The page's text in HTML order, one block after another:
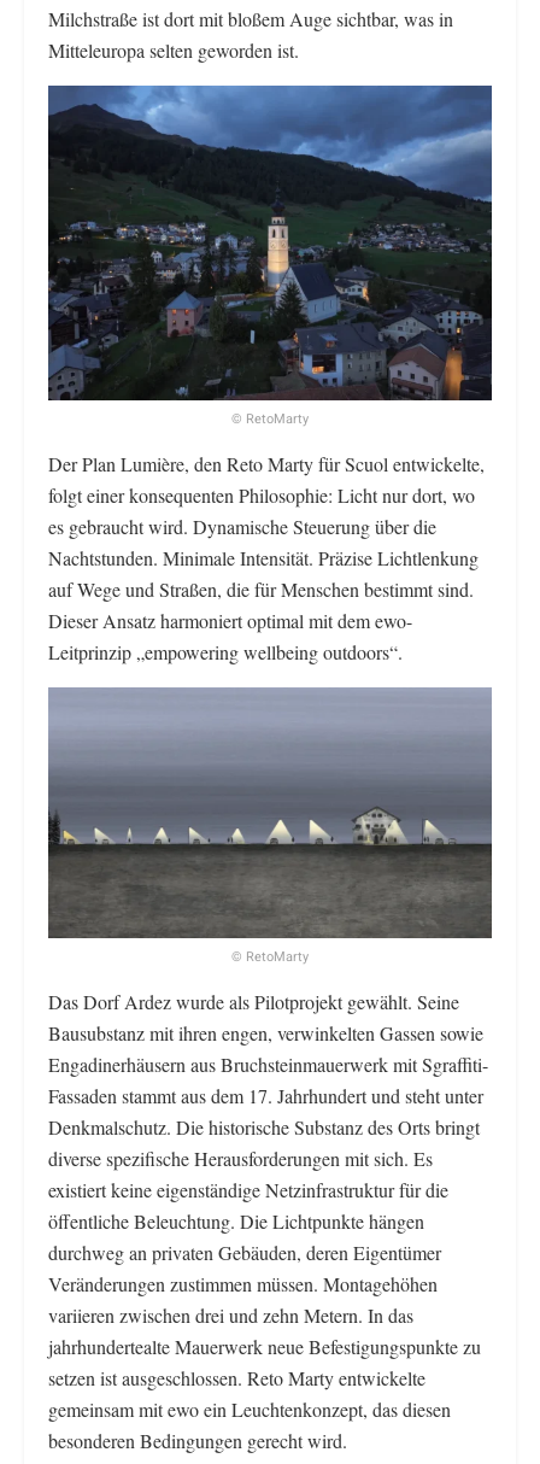
Milchstraße ist dort mit bloßem Auge sichtbar, was in
Mitteleuropa selten geworden ist.
© RetoMarty
Der Plan Lumière, den Reto Marty für Scuol entwickelte,
folgt einer konsequenten Philosophie: Licht nur dort, wo
es gebraucht wird. Dynamische Steuerung über die
Nachtstunden. Minimale Intensität. Präzise Lichtlenkung
auf Wege und Straßen, die für Menschen bestimmt sind.
Dieser Ansatz harmoniert optimal mit dem ewo-
Leitprinzip „empowering wellbeing outdoors“.
© RetoMarty
Das Dorf Ardez wurde als Pilotprojekt gewählt. Seine
Bausubstanz mit ihren engen, verwinkelten Gassen sowie
Engadinerhäusern aus Bruchsteinmauerwerk mit Sgraffiti-
Fassaden stammt aus dem 17. Jahrhundert und steht unter
Denkmalschutz. Die historische Substanz des Orts bringt
diverse spezifische Herausforderungen mit sich. Es
existiert keine eigenständige Netzinfrastruktur für die
öffentliche Beleuchtung. Die Lichtpunkte hängen
durchweg an privaten Gebäuden, deren Eigentümer
Veränderungen zustimmen müssen. Montagehöhen
variieren zwischen drei und zehn Metern. In das
jahrhundertealte Mauerwerk neue Befestigungspunkte zu
setzen ist ausgeschlossen. Reto Marty entwickelte
gemeinsam mit ewo ein Leuchtenkonzept, das diesen
besonderen Bedingungen gerecht wird.